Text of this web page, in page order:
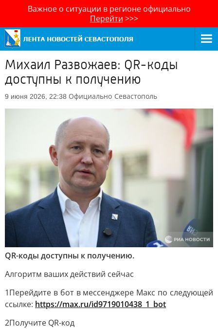
Важное о ситуации в регионе официально
Перейти >>>
Михаил Развожаев: QR-коды
доступны к получению
9 июня 2026, 22:38 Официально Севастополь
QR-коды доступны к получению.
Алгоритм ваших действий сейчас
1Перейдите в бот в мессенджере Макс по следующей
ссылке: https://max.ru/id9719010438_1_bot
2Получите QR-код